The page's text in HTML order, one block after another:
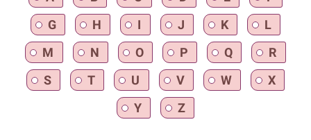
G
H I J K
L
M
N O P Q
R
S
T U V W
X
Y
Z